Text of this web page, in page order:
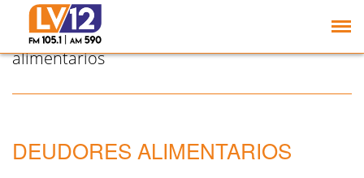
Tucumán se suma a la
prohibición de ingreso a
los estadios a deudores
alimentarios
DEUDORES ALIMENTARIOS